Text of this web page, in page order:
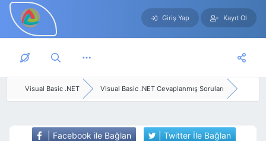
Skip to main content
Giriş Yap Kayıt Ol
Visual Basic .NET Visual Basic .NET Cevaplanmış Soruları
| Facebook ile Bağlan | Twitter İle Bağlan